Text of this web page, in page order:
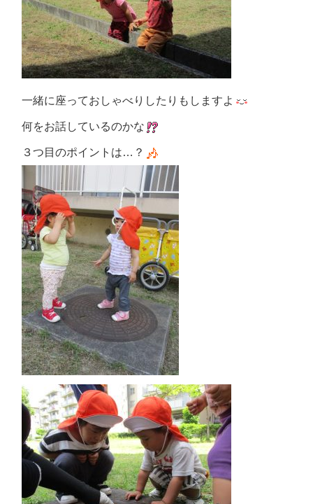
一緒に座っておしゃべりしたりもしますよ
何をお話しているのかな
３つ目のポイントは…？